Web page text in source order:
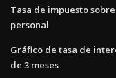
Tasa de impuesto
personal
Gráfico de tasa de
de 3 meses